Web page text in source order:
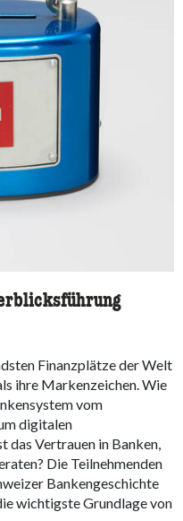
Finanzplätze der Welt
ihre Markenzeichen. Wie
vom
digitalen
das Vertrauen in Banken,
Die Teilnehmenden
Bankengeschichte
wichtigste Grundlage von